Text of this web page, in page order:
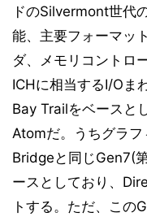
ドのSilvermont世代
能、主要フォーマッ
ダ、メモリコントロ
ICHに相当するI/Oま
Bay Trailをベースと
Atomだ。うちグラ
Bridgeと同じGen7(
ースとしており、
トする。ただ、この